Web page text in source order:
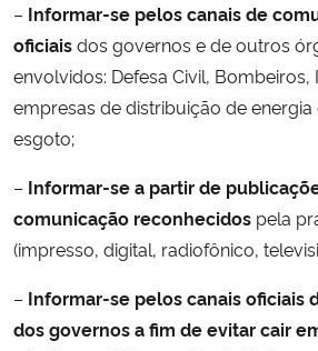
– Informar-se pelos canais de
oficiaisdos governos e de outros
envolvidos: Defesa Civil, Bombeiros,
empresas de distribuição de
esgoto;
– Informar-se a partir de
comunicação reconhecidos pela
(impresso, digital, radiofônico,
– Informar-se pelos canais oficiais
dos governos a fim de evitar cair